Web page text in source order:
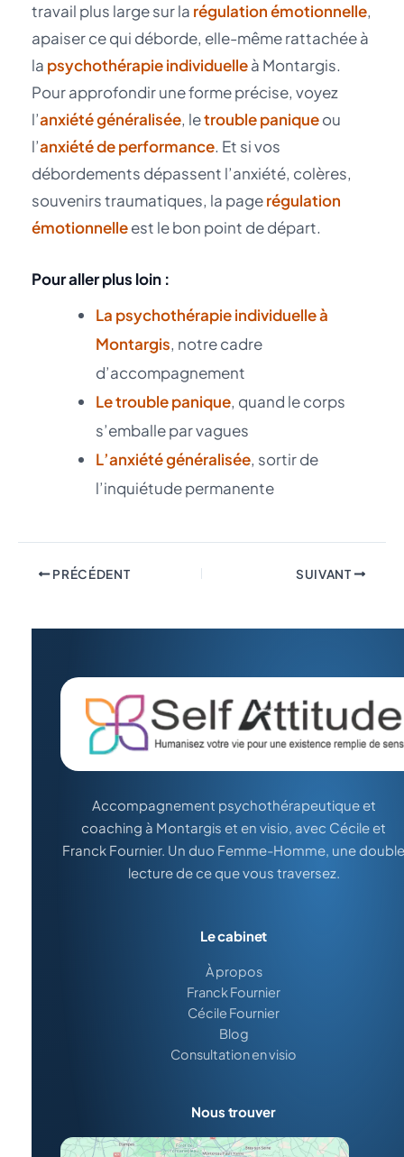
travail plus large sur la régulation émotionnelle,
apaiser ce qui déborde, elle-même rattachée à
la psychothérapie individuelleà Montargis.
Pour approfondir une forme précise, voyez
l’anxiété généralisée, letrouble paniqueou
l’anxiété de performance. Et si vos
débordements dépassent l’anxiété, colères,
souvenirs traumatiques, la pagerégulation
émotionnelleest le bon point de départ.
Pour aller plus loin :
La psychothérapie individuelle à
Montargis, notre cadre
d’accompagnement
Le trouble panique, quand le corps
s’emballe par vagues
L’anxiété généralisée, sortir de
l’inquiétude permanente
PRÉCÉDENT SUIVANT
Accompagnement psychothérapeutique et
coaching à Montargis et en visio, avec Cécile et
Franck Fournier. Un duo Femme-Homme, une double
lecture de ce que vous traversez.
Le cabinet
À propos
Franck Fournier
Cécile Fournier
Blog
Consultation en visio
Nous trouver